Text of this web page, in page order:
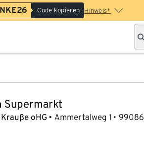
Code kopieren Hinweis*
Supermarkt
Krauße oHG Ammertalweg 1 99086